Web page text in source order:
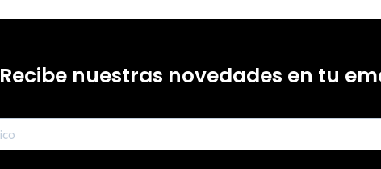
Recibe nuestras novedades en tu